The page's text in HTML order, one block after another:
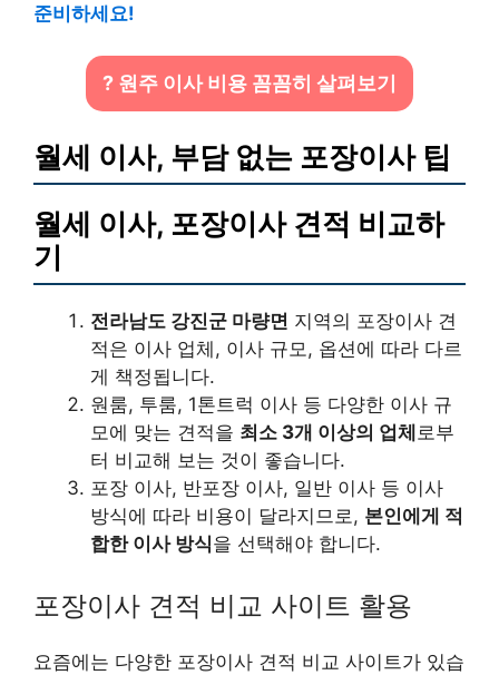
준비하세요!
? 원주 이사 비용 꼼꼼히 살펴보기
월세 이사, 부담 없는 포장이사 팁
월세 이사, 포장이사 견적 비교하
기
전라남도 강진군 마량면 지역의 포장이사 견
적은 이사 업체, 이사 규모, 옵션에 따라 다르
게 책정됩니다.
원룸, 투룸, 1톤트럭 이사 등 다양한 이사 규
모에 맞는 견적을 최소 3개 이상의 업체 로부
터 비교해 보는 것이 좋습니다.
포장 이사, 반포장 이사, 일반 이사 등 이사
방식에 따라 비용이 달라지므로, 본인에게 적
합한 이사 방식을 선택해야 합니다.
포장이사 견적 비교 사이트 활용
요즘에는 다양한 포장이사 견적 비교 사이트가 있습